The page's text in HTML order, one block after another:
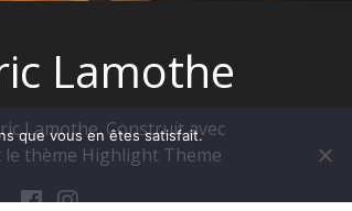
Lamothe
Lamothe. Construit avec
thème Highlight Theme
que vous en êtes satisfait.